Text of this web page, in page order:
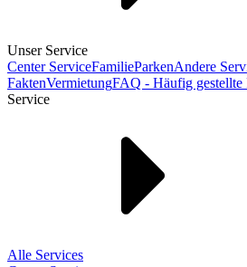
Unser Service
Center ServiceFamilieParkenAndere
FaktenVermietungFAQ - Häufig gestellte
Service
Alle Services